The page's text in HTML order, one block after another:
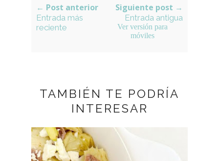
← Post anterior
Entrada más
reciente
Siguiente post →
Entrada antigua
Ver versión para
móviles
TAMBIÉN TE PODRÍA
INTERESAR